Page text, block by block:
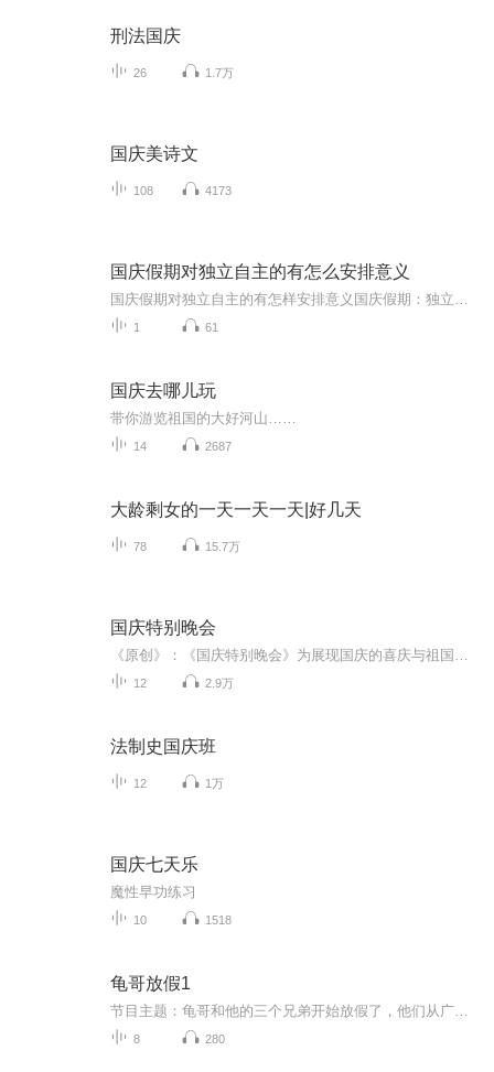
刑法国庆
26 1.7万
国庆美诗文
108 4173
国庆假期对独立自主的有怎么安排意义
1 61
国庆去哪儿玩
带你游览祖国的大好河山……
14 2687
大龄剩女的一天一天一天|好几天
78 15.7万
国庆特别晚会
12 2.9万
法制史国庆班
12 1万
国庆七天乐
魔性早功练习
10 1518
龟哥放假1
8 280